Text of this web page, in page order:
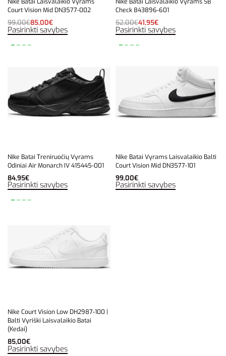
Nike Batai Laisvalaikio Vyrams
Court Vision Mid DN3577-002
99,00€85,00€
Pasirinkti savybes
Nike Batai Laisvalaikio Vyrams SB
Check 843896-601
52,00€41,95€
Pasirinkti savybes
Nike Batai Treniruočių Vyrams
Odiniai Air Monarch IV 415445-001
84,95€
Pasirinkti savybes
Nike Batai Vyrams Laisvalaikio Balti
Court Vision Mid DN3577-101
99,00€
Pasirinkti savybes
Nike Court Vision Low DH2987-100 |
Balti Vyriški Laisvalaikio Batai
(Kedai)
85,00€
Pasirinkti savybes